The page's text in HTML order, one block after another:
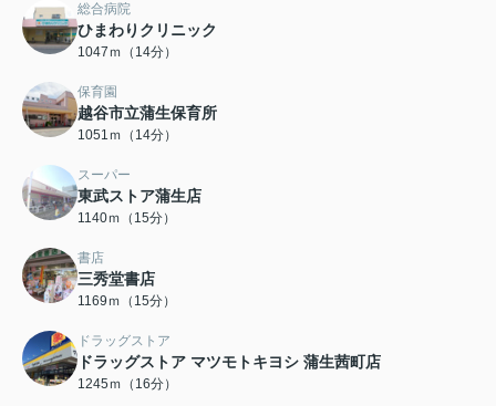
総合病院
ひまわりクリニック
1047ｍ（14分）
保育園
越谷市立蒲生保育所
1051ｍ（14分）
スーパー
東武ストア蒲生店
1140ｍ（15分）
書店
三秀堂書店
1169ｍ（15分）
ドラッグストア
ドラッグストア マツモトキヨシ 蒲生茜町店
1245ｍ（16分）